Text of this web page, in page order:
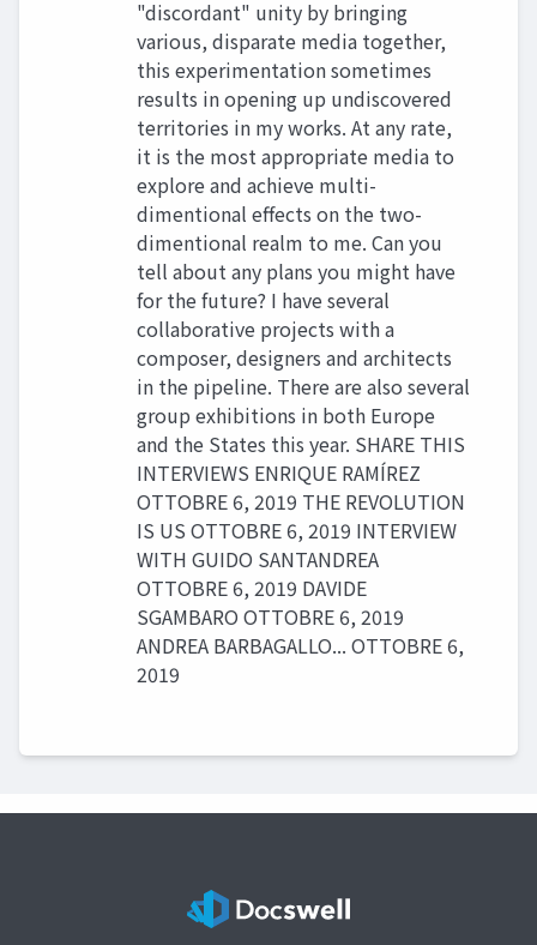
"discordant" unity by bringing
various, disparate media together,
this experimentation sometimes
results in opening up undiscovered
territories in my works. At any rate,
it is the most appropriate media to
explore and achieve multi-
dimentional effects on the two-
dimentional realm to me. Can you
tell about any plans you might have
for the future? I have several
collaborative projects with a
composer, designers and architects
in the pipeline. There are also several
group exhibitions in both Europe
and the States this year. SHARE THIS
INTERVIEWS ENRIQUE RAMÍREZ
OTTOBRE 6, 2019 THE REVOLUTION
IS US OTTOBRE 6, 2019 INTERVIEW
WITH GUIDO SANTANDREA
OTTOBRE 6, 2019 DAVIDE
SGAMBARO OTTOBRE 6, 2019
ANDREA BARBAGALLO... OTTOBRE 6,
2019